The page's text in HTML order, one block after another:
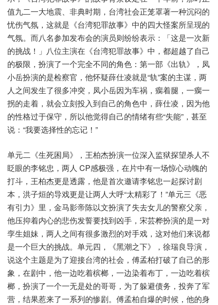
值九二一大地震、非典时期，台湾社会正笼罩著一种沉闷的
忧伤气氛，这就是《台湾犯罪故事》中的四大怪案所呈现的
气氛。而八名参加发布会的演员则纷纷表示：「这是一次新
的挑战！」八位主演在《台湾犯罪故事》中，都超越了自己
的极限，扮演了一个完全不同的角色：第一部《出轨》，凤
小岳扮演的是检察官，他怀疑薛仕凌就是“轨”案的主谋，两
人之间发生了很多冲突，凤小岳因为车祸，瘸着腿，一瘸一
拐的走着，就会立刻投入到自己的角色中，薛仕凌，因为他
的性格过于保守，所以他觉得自己的情绪有些“失能”，甚至
说：“我要选择性的忘记！”
单元二《生死困局》，王柏杰扮演一位深入监狱探望杀人不
眨眼的李铭忠，两人 CP感极强，在片中有一场惊心动魄的
打斗，王柏杰更是透露，他是首次邀请李铭忠一起探讨剧
本，洪子烜的导戏更是让两人大呼“太精彩了！”单元三《恶
有引力》里，金马影帝陈以文扮演了失去女儿的警察父亲，
他压抑着内心的悲伤发誓要找到凶手，宋芸桦扮演的是一对
孪生姐妹，两人之间有很多激烈的对手戏，这对他们来说都
是一个巨大的挑战。单元四，《黑潮之下》，徐瑞良导演，
说这个主题是为了迎接台湾的社会，傅孟柏打破了自己的形
象，在剧中，他一边吃着槟榔，一边染着布丁，一边吃着槟
榔，扮演了一个一无是处的哥哥，为了躲避债务，投奔了军
营，结果惹来了一系列的惨剧。傅孟柏自爆的时候，他的身